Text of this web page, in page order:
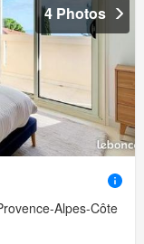
4 Photos
Alpes-Côte